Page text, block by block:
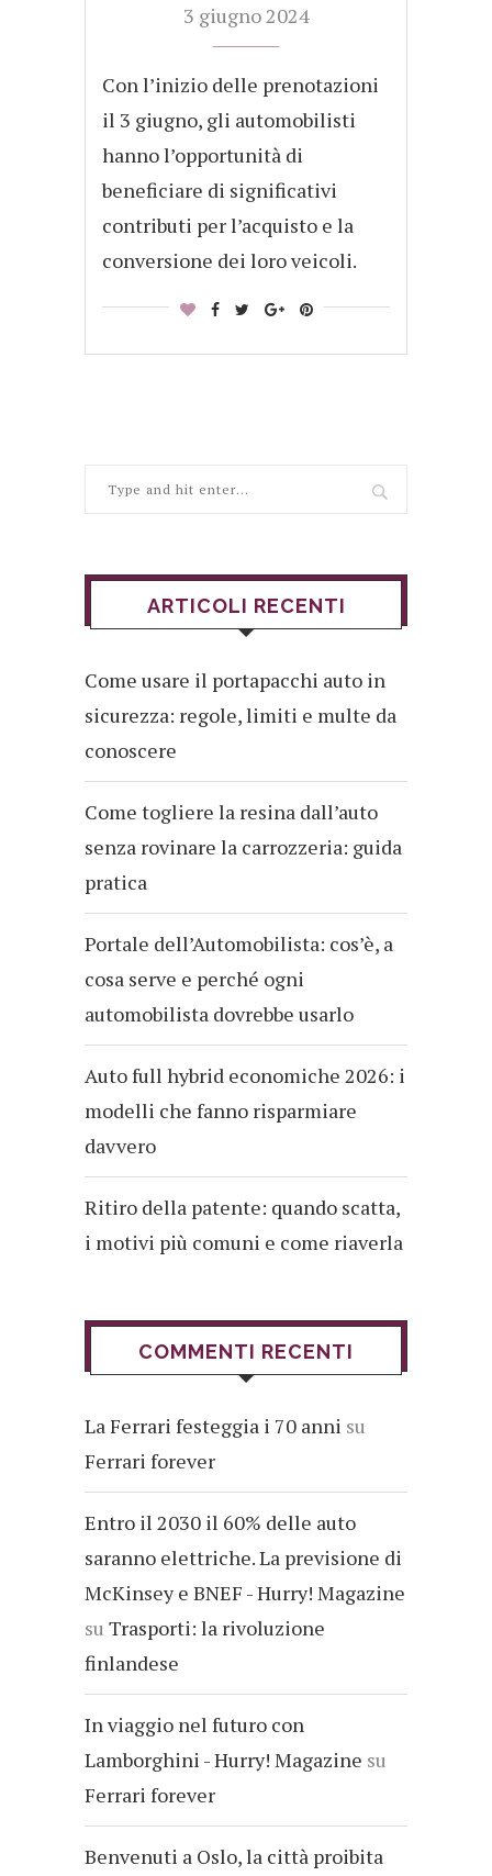
3 giugno 2024
Con l’inizio delle prenotazioni
il 3 giugno, gli automobilisti
hanno l’opportunità di
beneficiare di significativi
contributi per l’acquisto e la
conversione dei loro veicoli.
ARTICOLI RECENTI
Come usare il portapacchi auto in
sicurezza: regole, limiti e multe da
conoscere
Come togliere la resina dall’auto
senza rovinare la carrozzeria: guida
pratica
Portale dell’Automobilista: cos’è, a
cosa serve e perché ogni
automobilista dovrebbe usarlo
Auto full hybrid economiche 2026: i
modelli che fanno risparmiare
davvero
Ritiro della patente: quando scatta,
i motivi più comuni e come riaverla
COMMENTI RECENTI
La Ferrari festeggia i 70 anni su
Ferrari forever
Entro il 2030 il 60% delle auto
saranno elettriche. La previsione di
McKinsey e BNEF - Hurry! Magazine
su Trasporti: la rivoluzione
finlandese
In viaggio nel futuro con
Lamborghini - Hurry! Magazine su
Ferrari forever
Benvenuti a Oslo, la città proibita